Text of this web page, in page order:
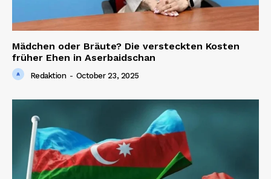
Mädchen oder Bräute? Die versteckten Kosten
früher Ehen in Aserbaidschan
Redaktion - October 23, 2025